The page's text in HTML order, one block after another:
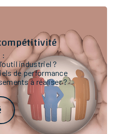
:
industriel ?
de performance
à réaliser ?